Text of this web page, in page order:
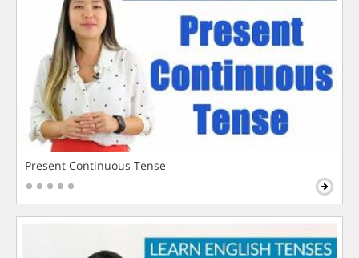
Present Continuous Tense